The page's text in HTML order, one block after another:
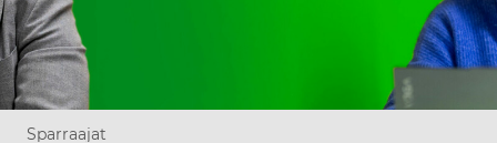
Sparraajat